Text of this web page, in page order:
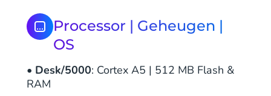
Processor | Geheugen |
OS
• Desk/5000: Cortex A5 | 512 MB Flash &
RAM